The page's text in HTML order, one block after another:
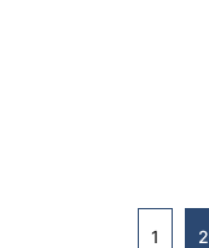
1 2